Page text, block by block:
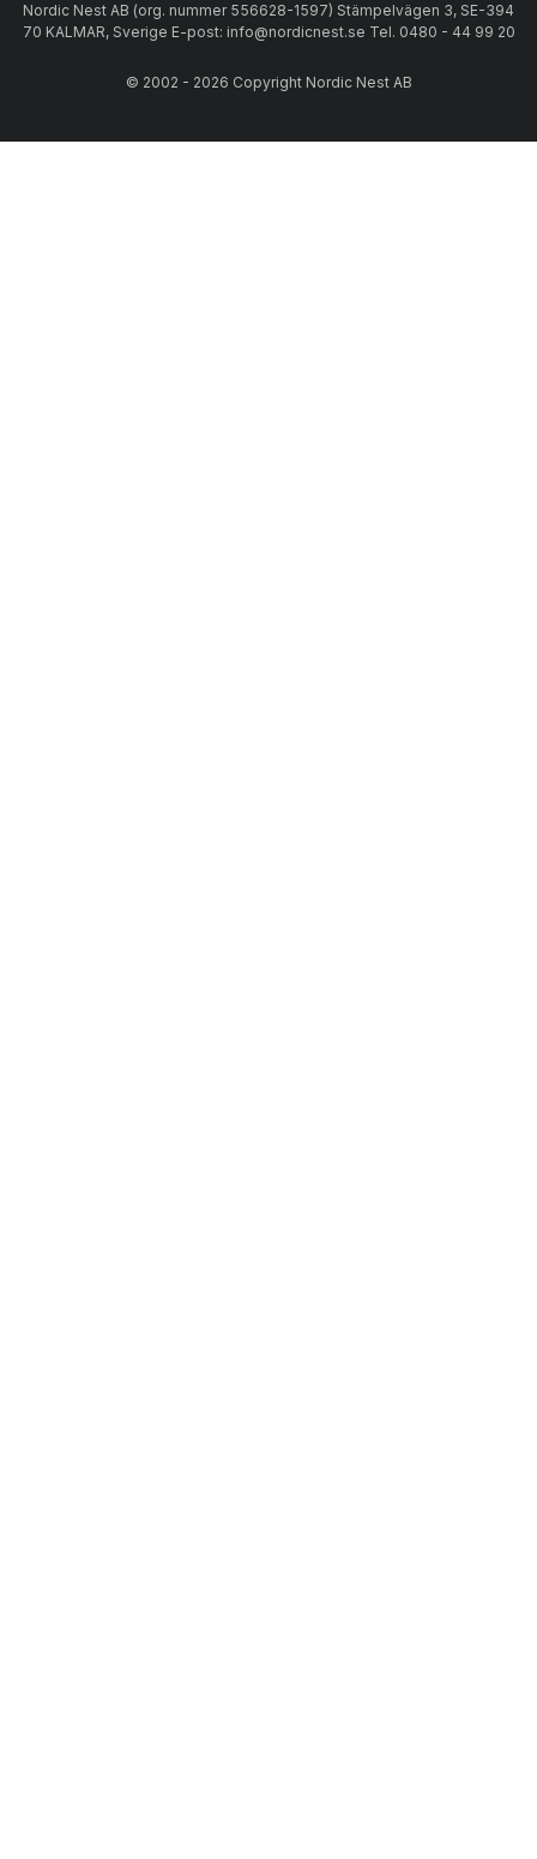
Nordic Nest AB (org. nummer 556628-1597) Stämpelvägen 3, SE-394
70 KALMAR, Sverige E-post: info@nordicnest.se Tel. 0480 - 44 99 20
© 2002 - 2026 Copyright Nordic Nest AB